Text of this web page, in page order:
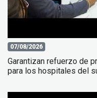
07/08/2026
Garantizan refuerzo de
para los hospitales del